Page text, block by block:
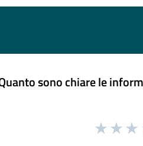
sono chiare le